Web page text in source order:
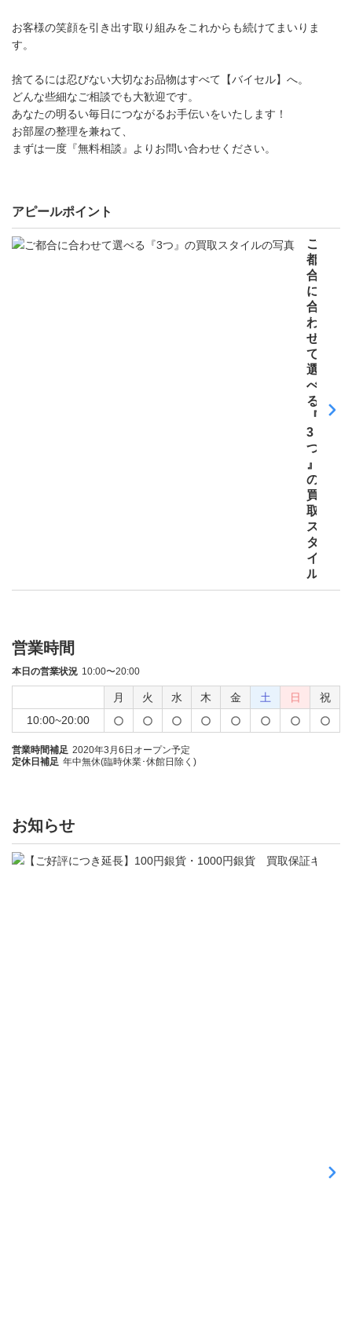
お客様の笑顔を引き出す取り組みをこれからも続けてまいりま
す。
捨てるには忍びない大切なお品物はすべて【バイセル】へ。
どんな些細なご相談でも大歓迎です。
あなたの明るい毎日につながるお手伝いをいたします！
お部屋の整理を兼ねて、
まずは一度『無料相談』よりお問い合わせください。
アピールポイント
ご
都
合
に
合
わ
せ
て
選
べ
る
『
3
つ
』
の
買
取
ス
タ
イ
ル
営業時間
本日の営業状況 10:00〜20:00
月 火 水 木 金 土 日
祝
10:00~20:00
営業時間補足 2020年3月6日オープン予定
定休日補足 年中無休(臨時休業･休館日除く)
お知らせ